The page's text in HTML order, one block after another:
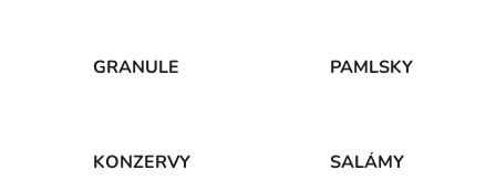
GRANULE PAMLSKY
KONZERVY SALÁMY